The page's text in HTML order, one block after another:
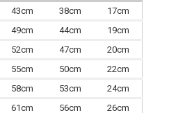
43cm 38cm
17cm
49cm 44cm
19cm
52cm 47cm
20cm
55cm 50cm
22cm
58cm 53cm
24cm
61cm 56cm 26cm